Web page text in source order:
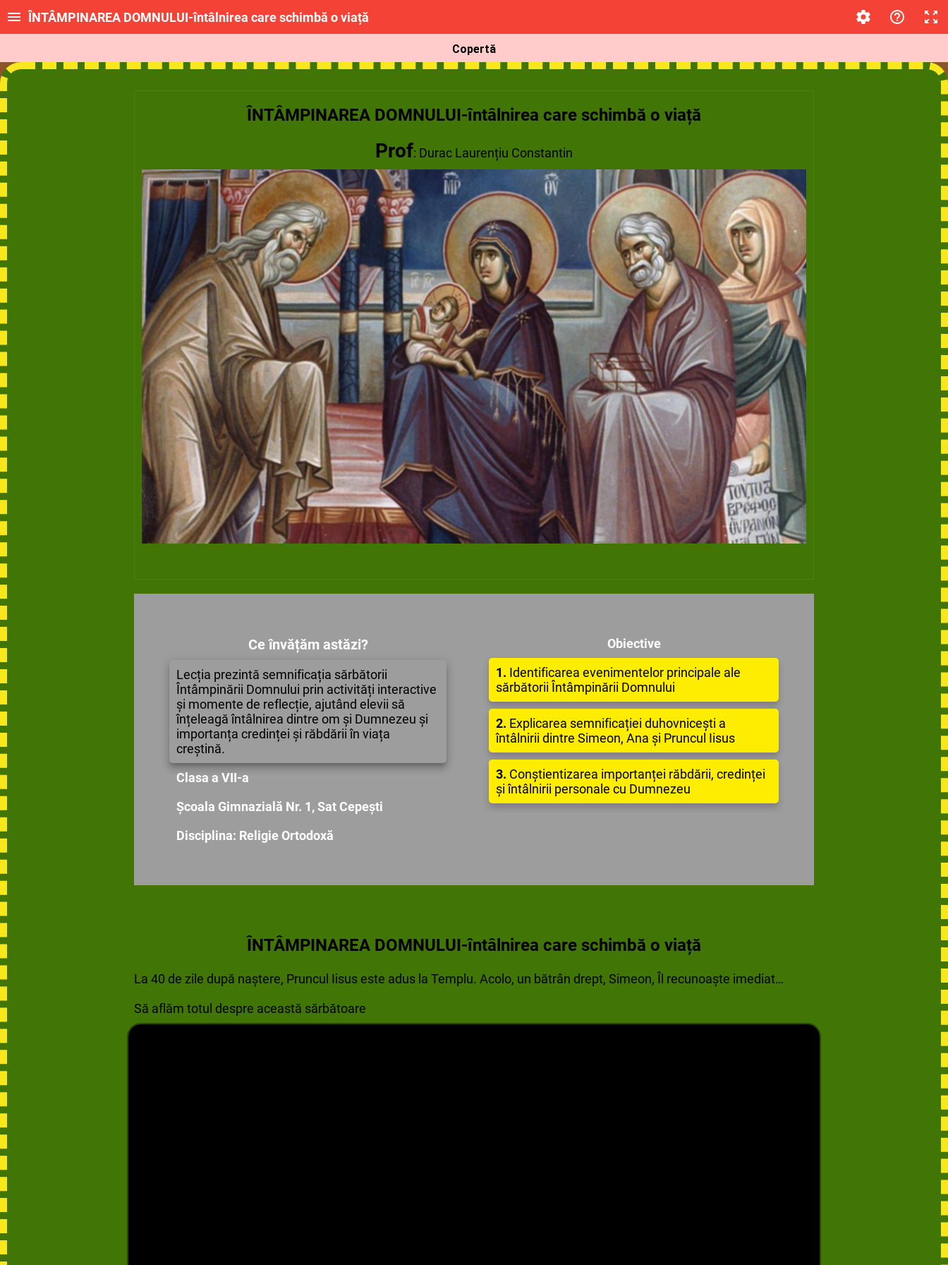
ÎNTÂMPINAREA DOMNULUI-întâlnirea care schimbă o viață
Copertă
ÎNTÂMPINAREA DOMNULUI-întâlnirea care schimbă o viață
Prof: Durac Laurențiu Constantin
Ce învățăm astăzi?
Lecția prezintă semnificația sărbătorii
Întâmpinării Domnului prin activități interactive
și momente de reflecție, ajutând elevii să
înțeleagă întâlnirea dintre om și Dumnezeu și
importanța credinței și răbdării în viața
creștină.
Clasa a VII-a
Școala Gimnazială Nr. 1, Sat Cepești
Disciplina: Religie Ortodoxă
Obiective
1. Identificarea evenimentelor principale ale
sărbătorii Întâmpinării Domnului
2. Explicarea semnificației duhovnicești a
întâlnirii dintre Simeon, Ana și Pruncul Iisus
3. Conștientizarea importanței răbdării, credinței
și întâlnirii personale cu Dumnezeu
ÎNTÂMPINAREA DOMNULUI-întâlnirea care schimbă o viață
La 40 de zile după naștere, Pruncul Iisus este adus la Templu. Acolo, un bătrân drept, Simeon, Îl recunoaște imediat…
Să aflăm totul despre această sărbătoare